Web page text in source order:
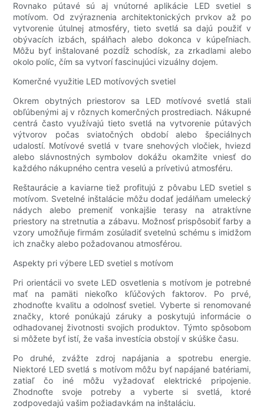
Rovnako pútavé sú aj vnútorné aplikácie LED svetiel s
motívom. Od zvýraznenia architektonických prvkov až po
vytvorenie útulnej atmosféry, tieto svetlá sa dajú použiť v
obývacích izbách, spálňach alebo dokonca v kúpeľniach.
Môžu byť inštalované pozdĺž schodísk, za zrkadlami alebo
okolo políc, čím sa vytvorí fascinujúci vizuálny dojem.
Komerčné využitie LED motívových svetiel
Okrem obytných priestorov sa LED motívové svetlá stali
obľúbenými aj v rôznych komerčných prostrediach. Nákupné
centrá často využívajú tieto svetlá na vytvorenie pútavých
výtvorov počas sviatočných období alebo špeciálnych
udalostí. Motívové svetlá v tvare snehových vločiek, hviezd
alebo slávnostných symbolov dokážu okamžite vniesť do
každého nákupného centra veselú a prívetivú atmosféru.
Reštaurácie a kaviarne tiež profitujú z pôvabu LED svetiel s
motívom. Svetelné inštalácie môžu dodať jedálňam umelecký
nádych alebo premeniť vonkajšie terasy na atraktívne
priestory na stretnutia a zábavu. Možnosť prispôsobiť farby a
vzory umožňuje firmám zosúladiť svetelnú schému s imidžom
ich značky alebo požadovanou atmosférou.
Aspekty pri výbere LED svetiel s motívom
Pri orientácii vo svete LED osvetlenia s motívom je potrebné
mať na pamäti niekoľko kľúčových faktorov. Po prvé,
zhodnoťte kvalitu a odolnosť svetiel. Vyberte si renomované
značky, ktoré ponúkajú záruky a poskytujú informácie o
odhadovanej životnosti svojich produktov. Týmto spôsobom
si môžete byť istí, že vaša investícia obstojí v skúške času.
Po druhé, zvážte zdroj napájania a spotrebu energie.
Niektoré LED svetlá s motívom môžu byť napájané batériami,
zatiaľ čo iné môžu vyžadovať elektrické pripojenie.
Zhodnoťte svoje potreby a vyberte si svetlá, ktoré
zodpovedajú vašim požiadavkám na inštaláciu.